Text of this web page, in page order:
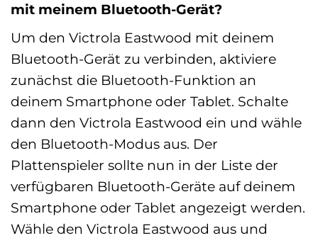
mit meinem Bluetooth-Gerät?
Um den Victrola Eastwood mit deinem
Bluetooth-Gerät zu verbinden, aktiviere
zunächst die Bluetooth-Funktion an
deinem Smartphone oder Tablet. Schalte
dann den Victrola Eastwood ein und wähle
den Bluetooth-Modus aus. Der
Plattenspieler sollte nun in der Liste der
verfügbaren Bluetooth-Geräte auf deinem
Smartphone oder Tablet angezeigt werden.
Wähle den Victrola Eastwood aus und